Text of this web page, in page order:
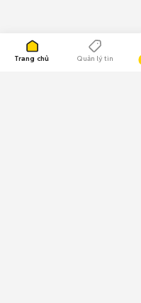
Trang chủ Quản lý tin